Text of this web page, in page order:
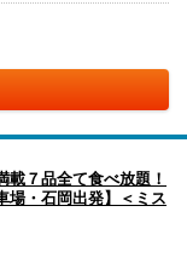
載７品全て食べ放題！
場・石岡出発】＜ミス